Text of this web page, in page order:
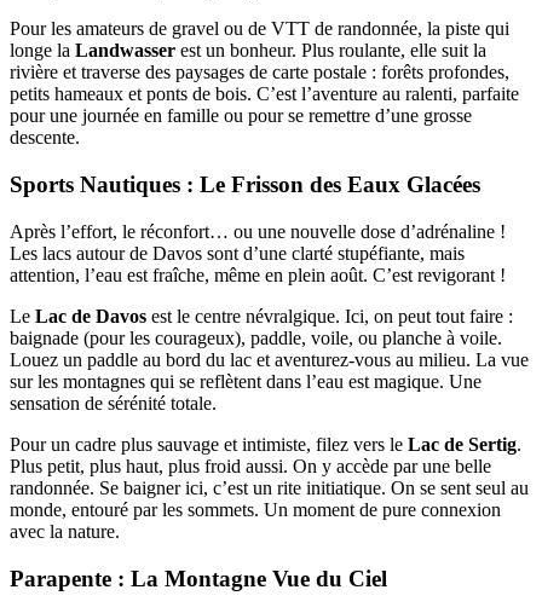
Pour les amateurs de gravel ou de VTT de randonnée, la piste qui
longe la Landwasser est un bonheur. Plus roulante, elle suit la
rivière et traverse des paysages de carte postale : forêts profondes,
petits hameaux et ponts de bois. C’est l’aventure au ralenti, parfaite
pour une journée en famille ou pour se remettre d’une grosse
descente.
Sports Nautiques : Le Frisson des Eaux Glacées
Après l’effort, le réconfort… ou une nouvelle dose d’adrénaline !
Les lacs autour de Davos sont d’une clarté stupéfiante, mais
attention, l’eau est fraîche, même en plein août. C’est revigorant !
Le Lac de Davos est le centre névralgique. Ici, on peut tout faire :
baignade (pour les courageux), paddle, voile, ou planche à voile.
Louez un paddle au bord du lac et aventurez-vous au milieu. La vue
sur les montagnes qui se reflètent dans l’eau est magique. Une
sensation de sérénité totale.
Pour un cadre plus sauvage et intimiste, filez vers le Lac de Sertig.
Plus petit, plus haut, plus froid aussi. On y accède par une belle
randonnée. Se baigner ici, c’est un rite initiatique. On se sent seul au
monde, entouré par les sommets. Un moment de pure connexion
avec la nature.
Parapente : La Montagne Vue du Ciel